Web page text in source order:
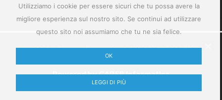
Utilizziamo i cookie per essere sicuri che tu possa avere la
migliore esperienza sul nostro sito. Se continui ad utilizzare
questo sito noi assumiamo che tu ne sia felice.
OK
LEGGI DI PIÙ
2024 – GeneralFarm srl – P.IVA 00127580355
Powered byCABER Informatica